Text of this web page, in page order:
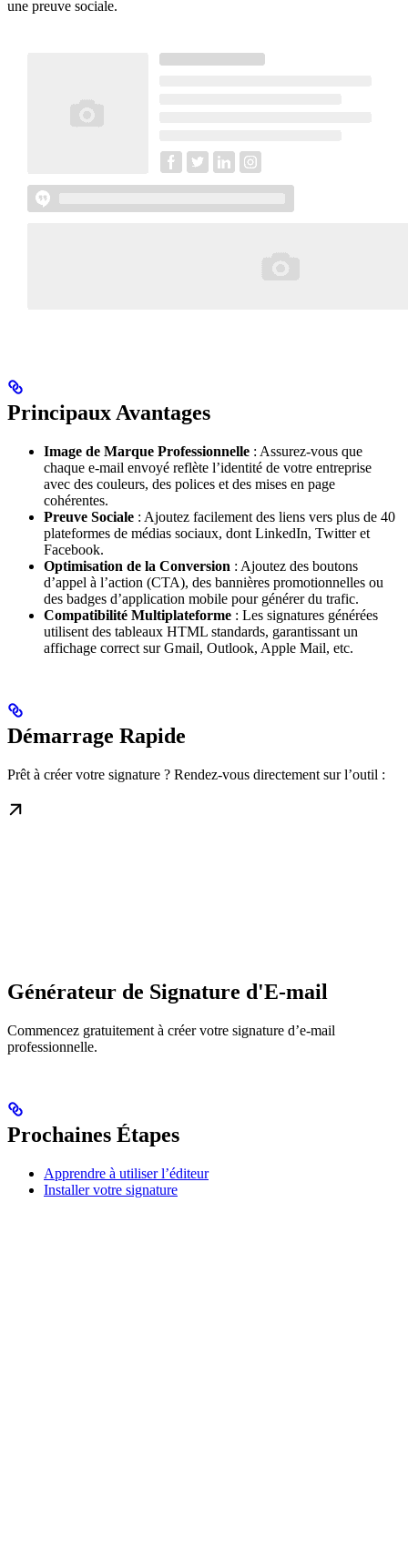
une preuve sociale.
Principaux Avantages
Image de Marque Professionnelle : Assurez-vous que
chaque e-mail envoyé reflète l’identité de votre entreprise
avec des couleurs, des polices et des mises en page
cohérentes.
Preuve Sociale : Ajoutez facilement des liens vers plus de 40
plateformes de médias sociaux, dont LinkedIn, Twitter et
Facebook.
Optimisation de la Conversion : Ajoutez des boutons
d’appel à l’action (CTA), des bannières promotionnelles ou
des badges d’application mobile pour générer du trafic.
Compatibilité Multiplateforme : Les signatures générées
utilisent des tableaux HTML standards, garantissant un
affichage correct sur Gmail, Outlook, Apple Mail, etc.
Démarrage Rapide
Prêt à créer votre signature ? Rendez-vous directement sur l’outil :
Générateur de Signature d'E-mail
Commencez gratuitement à créer votre signature d’e-mail
professionnelle.
Prochaines Étapes
Apprendre à utiliser l’éditeur
Installer votre signature